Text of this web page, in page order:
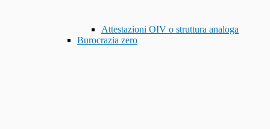
Attestazioni OIV o struttura analoga
Burocrazia zero